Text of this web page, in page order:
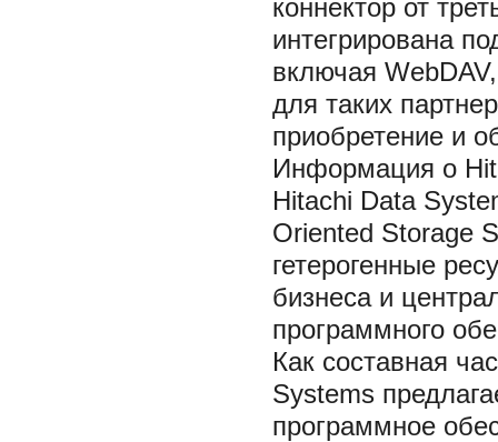
коннектор от
интегрирована
включая
для таких
приобретение и
Информация о
Hitachi Data
Oriented Storage
гетерогенные
бизнеса и
программного
Как составная
Systems
программное